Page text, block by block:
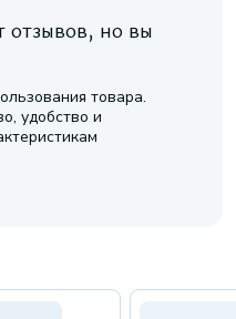
отзывов, но вы
товара.
удобство и